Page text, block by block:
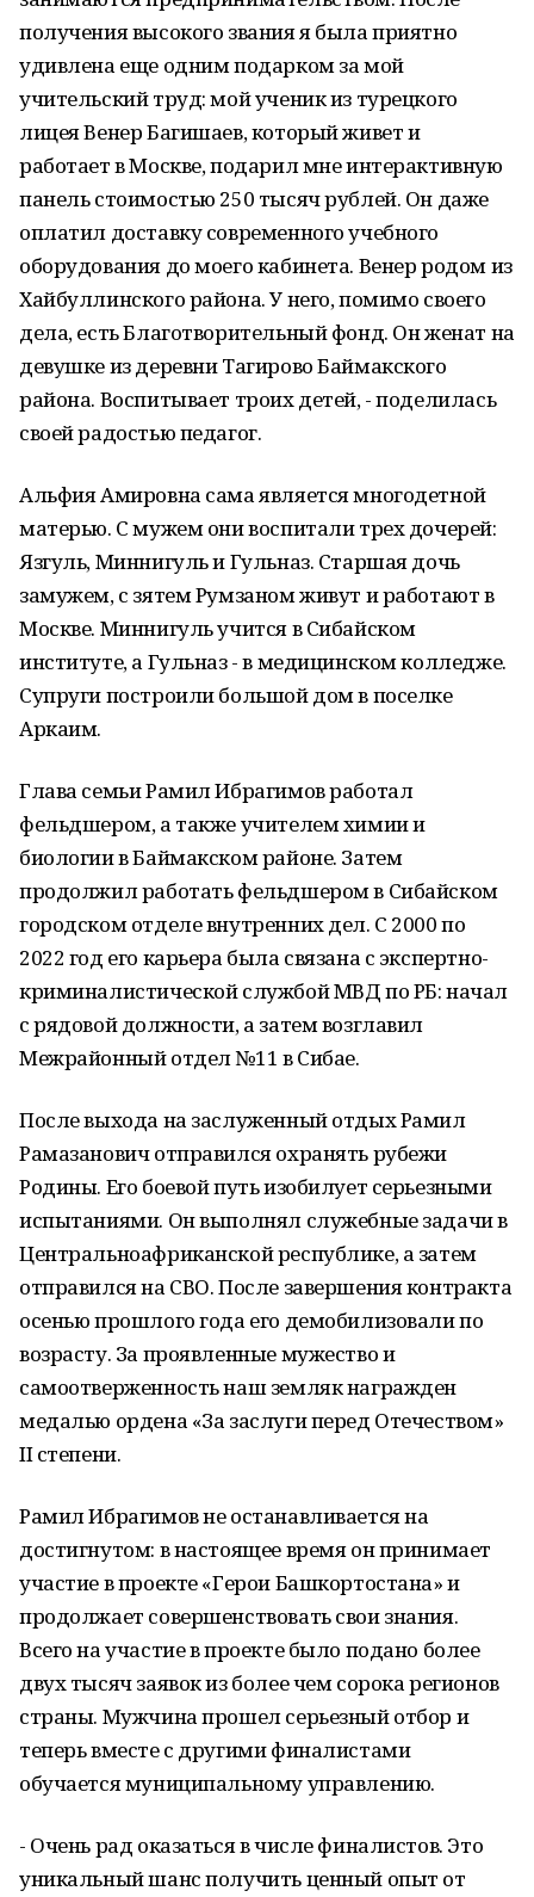
получения высокого звания я была приятно
удивлена еще одним подарком за мой
учительский труд: мой ученик из турецкого
лицея Венер Багишаев, который живет и
работает в Москве, подарил мне интерактивную
панель стоимостью 250 тысяч рублей. Он даже
оплатил доставку современного учебного
оборудования до моего кабинета. Венер родом из
Хайбуллинского района. У него, помимо своего
дела, есть Благотворительный фонд. Он женат на
девушке из деревни Тагирово Баймакского
района. Воспитывает троих детей, - поделилась
своей радостью педагог.
Альфия Амировна сама является многодетной
матерью. С мужем они воспитали трех дочерей:
Язгуль, Миннигуль и Гульназ. Старшая дочь
замужем, с зятем Румзаном живут и работают в
Москве. Миннигуль учится в Сибайском
институте, а Гульназ - в медицинском колледже.
Супруги построили большой дом в поселке
Аркаим.
Глава семьи Рамил Ибрагимов работал
фельдшером, а также учителем химии и
биологии в Баймакском районе. Затем
продолжил работать фельдшером в Сибайском
городском отделе внутренних дел. С 2000 по
2022 год его карьера была связана с экспертно-
криминалистической службой МВД по РБ: начал
с рядовой должности, а затем возглавил
Межрайонный отдел №11 в Сибае.
После выхода на заслуженный отдых Рамил
Рамазанович отправился охранять рубежи
Родины. Его боевой путь изобилует серьезными
испытаниями. Он выполнял служебные задачи в
Центральноафриканской республике, а затем
отправился на СВО. После завершения контракта
осенью прошлого года его демобилизовали по
возрасту. За проявленные мужество и
самоотверженность наш земляк награжден
медалью ордена «За заслуги перед Отечеством»
II степени.
Рамил Ибрагимов не останавливается на
достигнутом: в настоящее время он принимает
участие в проекте «Герои Башкортостана» и
продолжает совершенствовать свои знания.
Всего на участие в проекте было подано более
двух тысяч заявок из более чем сорока регионов
страны. Мужчина прошел серьезный отбор и
теперь вместе с другими финалистами
обучается муниципальному управлению.
- Очень рад оказаться в числе финалистов. Это
уникальный шанс получить ценный опыт от